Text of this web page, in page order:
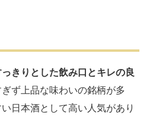
っきりとした飲み口とキレの良
ず上品な味わいの銘柄が多
日本酒として高い人気があり